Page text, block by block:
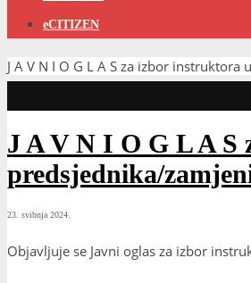
eCITIZEN
J A V N I O G L A S za izbor
J A V N I O G L A
predsjednika/
23. svibnja 2024.
Objavljuje se Javni oglas za izbor